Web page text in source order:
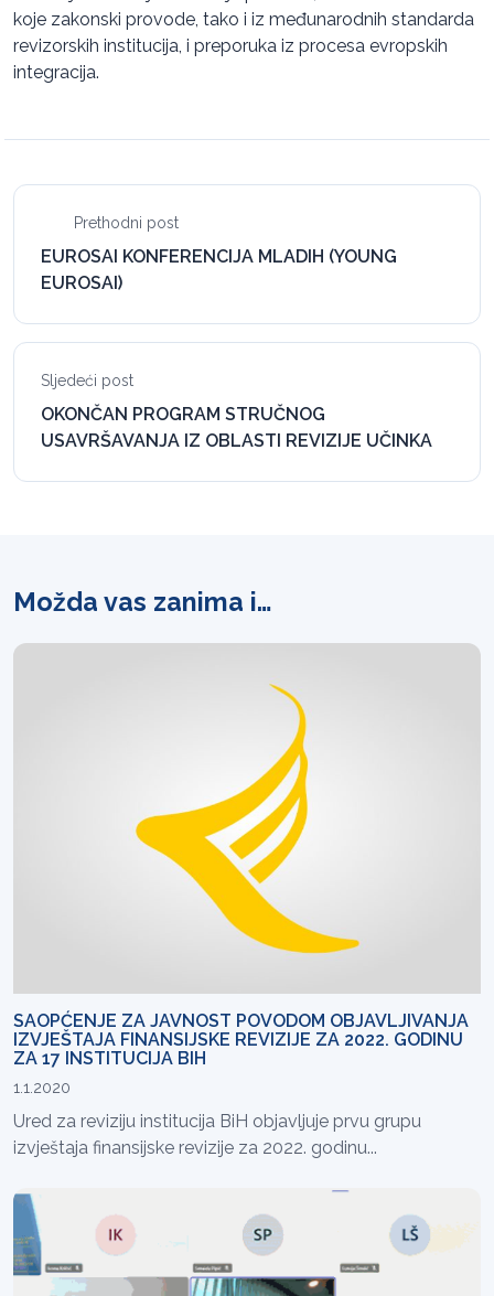
koje zakonski provode, tako i iz međunarodnih standarda
revizorskih institucija, i preporuka iz procesa evropskih
integracija.
Prethodni post
EUROSAI KONFERENCIJA MLADIH (YOUNG
EUROSAI)
Sljedeći post
OKONČAN PROGRAM STRUČNOG
USAVRŠAVANJA IZ OBLASTI REVIZIJE UČINKA
Možda vas zanima i…
SAOPĆENJE ZA JAVNOST POVODOM OBJAVLJIVANJA
IZVJEŠTAJA FINANSIJSKE REVIZIJE ZA 2022. GODINU
ZA 17 INSTITUCIJA BIH
1.1.2020
Ured za reviziju institucija BiH objavljuje prvu grupu
izvještaja finansijske revizije za 2022. godinu...